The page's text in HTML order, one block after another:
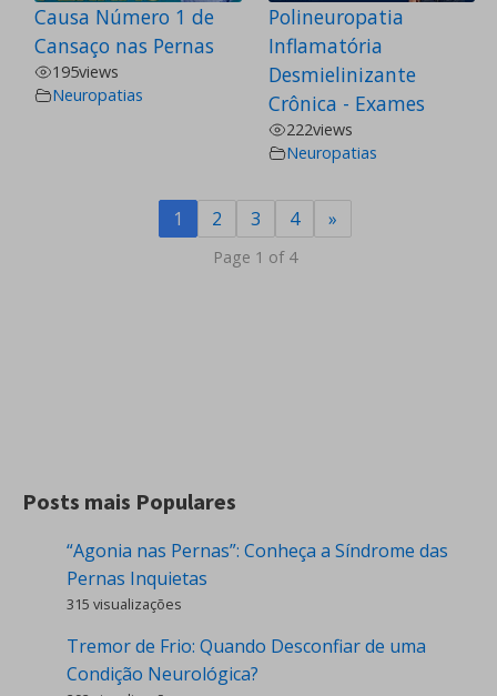
Causa Número 1 de
Cansaço nas Pernas
195views
Neuropatias
Polineuropatia
Inflamatória
Desmielinizante
Crônica - Exames
222views
Neuropatias
1 2 3 4 »
Page 1 of 4
Posts mais Populares
“Agonia nas Pernas”: Conheça a Síndrome das
Pernas Inquietas
315 visualizações
Tremor de Frio: Quando Desconfiar de uma
Condição Neurológica?